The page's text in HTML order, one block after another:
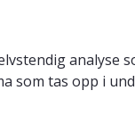
analyse
som tas opp i